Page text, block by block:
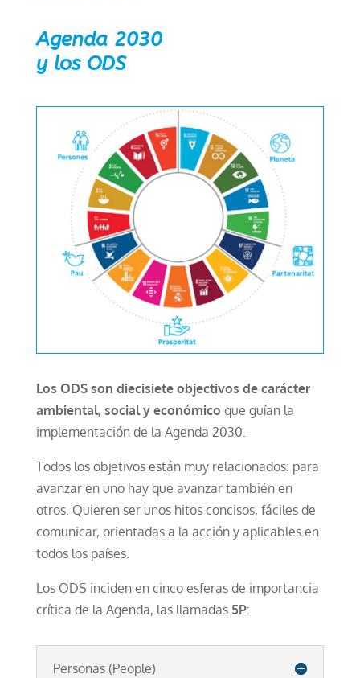
Agenda 2030
y los ODS
Los ODS son diecisiete objectivos de carácter
ambiental, social y económico que guían la
implementación de la Agenda 2030.
Todos los objetivos están muy relacionados: para
avanzar en uno hay que avanzar también en
otros. Quieren ser unos hitos concisos, fáciles de
comunicar, orientadas a la acción y aplicables en
todos los países.
Los ODS inciden en cinco esferas de importancia
crítica de la Agenda, las llamadas 5P:
Personas (People)